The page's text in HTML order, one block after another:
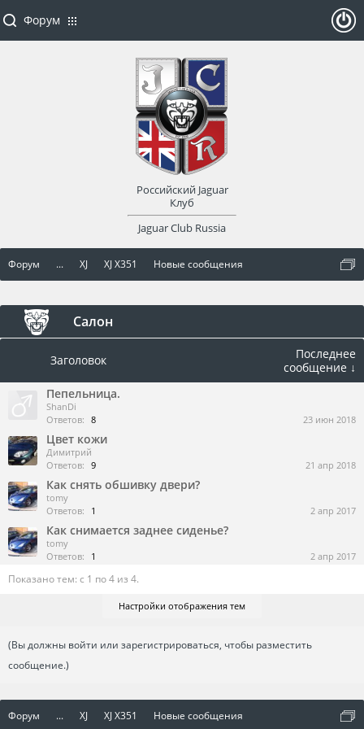
Форум ... XJ XJ X351 Новые сообщения
Салон
Заголовок
Последнее
сообщение ↓
Пепельница.
ShanDi
Ответов: 8 23 июн 2018
Цвет кожи
Димитрий
Ответов: 9 21 апр 2018
Как снять обшивку двери?
tomy
Ответов:
1 2 апр 2017
Как снимается заднее сиденье?
tomy
Ответов:
1 2 апр 2017
Показано тем: с 1 по 4 из 4.
Настройки отображения тем
(Вы должны войти или зарегистрироваться, чтобы разместить
сообщение.)
Форум ... XJ XJ X351 Новые сообщения
Форум
Российский Jaguar
Клуб
Jaguar Club Russia
оват